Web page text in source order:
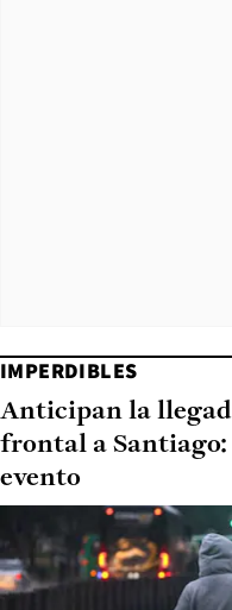
IMPERDIBLES
Anticipan la
frontal a Santiago:
evento